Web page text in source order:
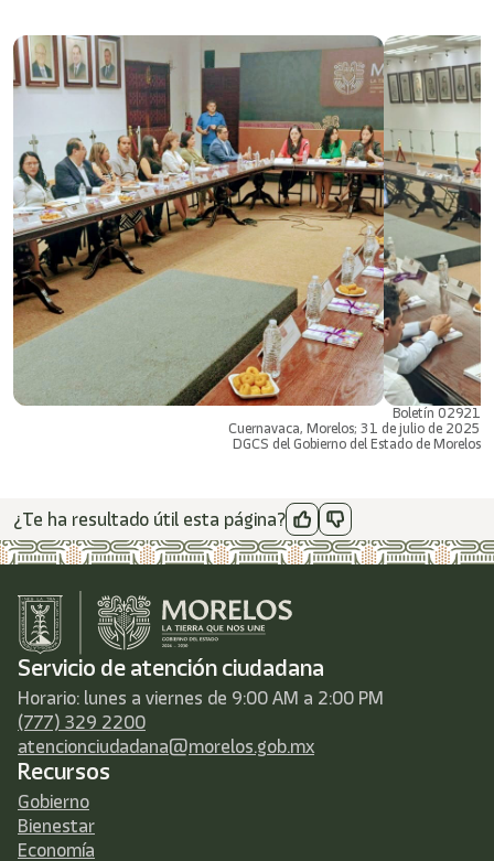
Boletín 02921
Cuernavaca, Morelos; 31 de julio de 2025
DGCS del Gobierno del Estado de Morelos
¿Te ha resultado útil esta página?
Servicio de atención ciudadana
Horario: lunes a viernes de 9:00 AM a 2:00 PM
(777) 329 2200
atencionciudadana@morelos.gob.mx
Recursos
Gobierno
Bienestar
Economía